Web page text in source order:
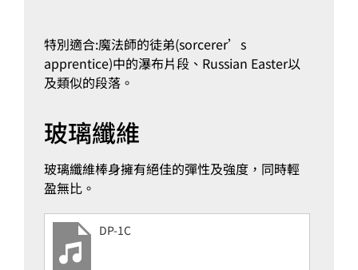
特別適合:魔法師的徒弟(sorcerer’s
apprentice)中的瀑布片段、Russian Easter以
及類似的段落。
玻璃纖維
玻璃纖維棒身擁有絕佳的彈性及強度，同時輕
盈無比。
DP-1C